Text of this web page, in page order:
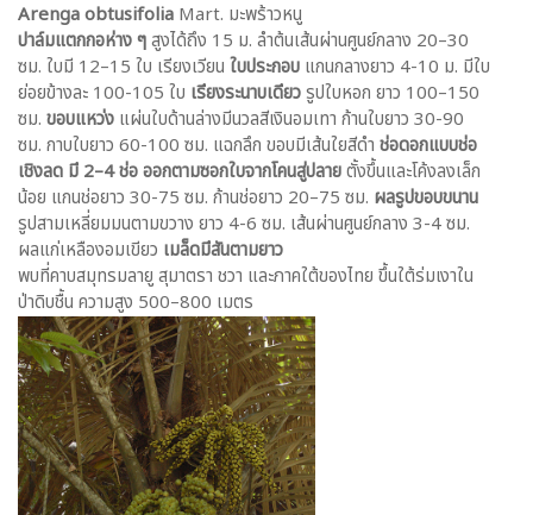
Arenga obtusifolia Mart. มะพร้าวหนู
ปาล์มแตกกอห่าง ๆสูงได้ถึง 15 ม. ลำต้นเส้นผ่านศูนย์กลาง 20–30
ซม. ใบมี 12–15 ใบ เรียงเวียน ใบประกอบ แกนกลางยาว 4-10 ม. มีใบ
ย่อยข้างละ 100-105 ใบ เรียงระนาบเดียวรูปใบหอก ยาว 100–150
ซม. ขอบแหว่ง แผ่นใบด้านล่างมีนวลสีเงินอมเทา ก้านใบยาว 30-90
ซม. กาบใบยาว 60-100 ซม. แฉกลึก ขอบมีเส้นใยสีดำ ช่อดอกแบบช่อ
เชิงลด มี 2–4 ช่อ ออกตามซอกใบจากโคนสู่ปลายตั้งขึ้นและโค้งลงเล็ก
น้อย แกนช่อยาว 30-75 ซม. ก้านช่อยาว 20–75 ซม. ผลรูปขอบขนาน
รูปสามเหลี่ยมมนตามขวาง ยาว 4-6 ซม. เส้นผ่านศูนย์กลาง 3-4 ซม.
ผลแก่เหลืองอมเขียว เมล็ดมีสันตามยาว
พบที่คาบสมุทรมลายู สุมาตรา ชวา และภาคใต้ของไทย ขึ้นใต้ร่มเงาใน
ป่าดิบชื้น ความสูง 500–800 เมตร